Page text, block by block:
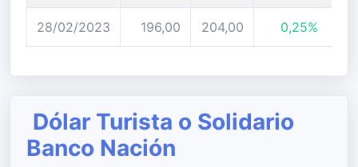
28/02/2023 196,00 204,00 0,25%
Dólar Turista o Solidario
Banco Nación